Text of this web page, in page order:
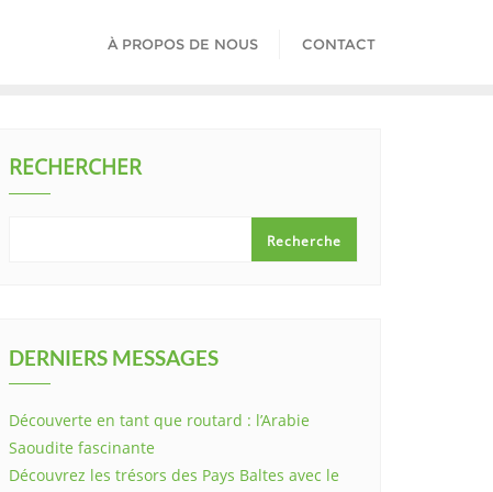
À PROPOS DE NOUS CONTACT
RECHERCHER
Recherche
DERNIERS MESSAGES
Découverte en tant que routard : l’Arabie
Saoudite fascinante
Découvrez les trésors des Pays Baltes avec le